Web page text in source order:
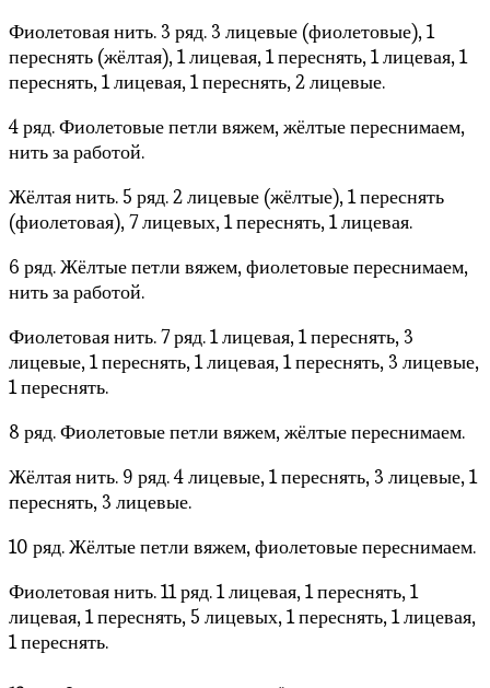
Фиолетовая нить. 3 ряд. 3 лицевые (фиолетовые), 1
переснять (жёлтая), 1 лицевая, 1 переснять, 1 лицевая, 1
переснять, 1 лицевая, 1 переснять, 2 лицевые.
4 ряд. Фиолетовые петли вяжем, жёлтые переснимаем,
нить за работой.
Жёлтая нить. 5 ряд. 2 лицевые (жёлтые), 1 переснять
(фиолетовая), 7 лицевых, 1 переснять, 1 лицевая.
6 ряд. Жёлтые петли вяжем, фиолетовые переснимаем,
нить за работой.
Фиолетовая нить. 7 ряд. 1 лицевая, 1 переснять, 3
лицевые, 1 переснять, 1 лицевая, 1 переснять, 3 лицевые,
1 переснять.
8 ряд. Фиолетовые петли вяжем, жёлтые переснимаем.
Жёлтая нить. 9 ряд. 4 лицевые, 1 переснять, 3 лицевые, 1
переснять, 3 лицевые.
10 ряд. Жёлтые петли вяжем, фиолетовые переснимаем.
Фиолетовая нить. 11 ряд. 1 лицевая, 1 переснять, 1
лицевая, 1 переснять, 5 лицевых, 1 переснять, 1 лицевая,
1 переснять.